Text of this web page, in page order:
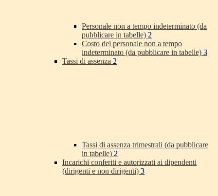
Personale non a tempo indeterminato (da
pubblicare in tabelle) 2
Costo del personale non a tempo
indeterminato (da pubblicare in tabelle) 3
Tassi di assenza 2
Tassi di assenza trimestrali (da pubblicare
in tabelle) 2
Incarichi conferiti e autorizzati ai dipendenti
(dirigenti e non dirigenti) 3